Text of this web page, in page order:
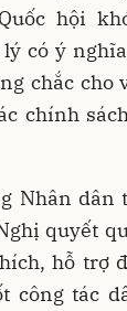
hội
có ý
chắc cho
chính
Nhân dân
quyết
hỗ trợ
công tác